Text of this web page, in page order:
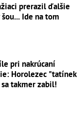
prerazil ďalšie
Ide na tom
pri nakrúcaní
Horolezec "tatínek
takmer zabil!